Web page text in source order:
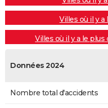
Villes où il y a
Villes où il y a le
Données 2024
Nombre total d'accidents